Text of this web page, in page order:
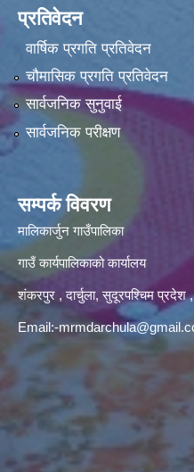
प्रतिवेदन
वार्षिक प्रगति प्रतिवेदन
चौमासिक प्रगति प्रतिवेदन
सार्वजनिक सुनुवाई
सार्वजनिक परीक्षण
सम्पर्क विवरण
मालिकार्जुन गाउँपालिका
गाउँ कार्यपालिकाको कार्यालय
शंकरपुर , दार्चुला, सुदूरपश्चिम प्रदेश
Email:-